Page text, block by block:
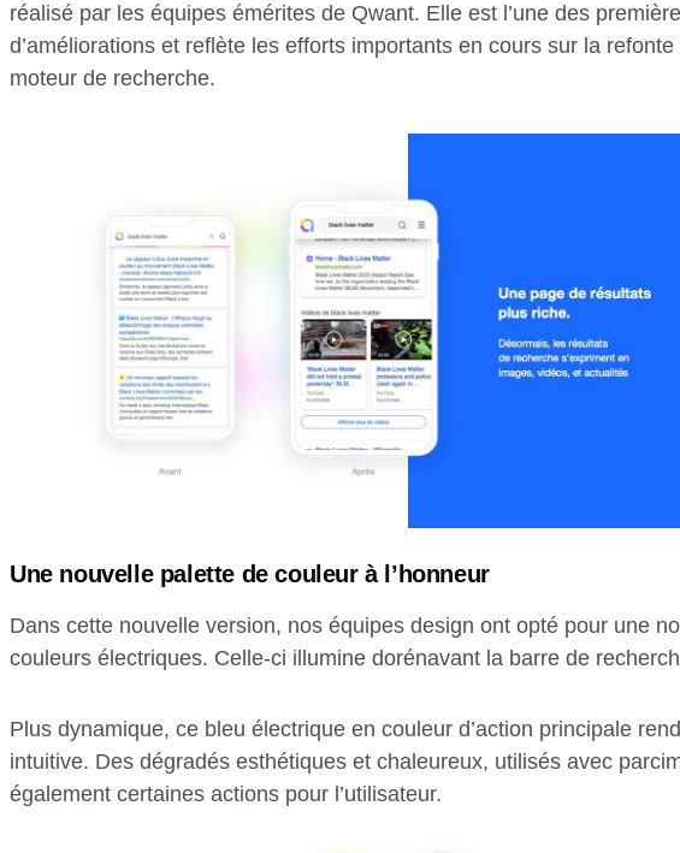
réalisé par les équipes émérites de Qwant. Elle est l’une des
d’améliorations et reflète les efforts importants en cours sur la
moteur de recherche.
Une nouvelle palette de couleur à l’honneur
Dans cette nouvelle version, nos équipes design ont opté pour une
couleurs électriques. Celle-ci illumine dorénavant la barre de
Plus dynamique, ce bleu électrique en couleur d’action principale
intuitive. Des dégradés esthétiques et chaleureux, utilisés avec
également certaines actions pour l’utilisateur.